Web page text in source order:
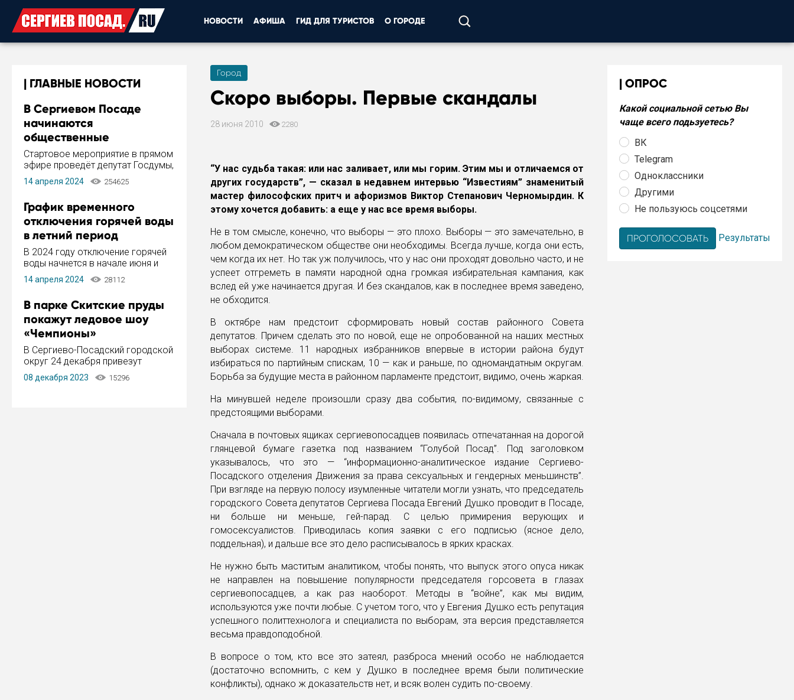
НОВОСТИ АФИША ГИД ДЛЯ ТУРИСТОВ О ГОРОДЕ
ГЛАВНЫЕ НОВОСТИ
В Сергиевом Посаде
начинаются
общественные
обсуждения Стратегии
развития города
Стартовое мероприятие в прямом
эфире проведёт депутат Госдумы,
инициатор и автор Концепции
развития Сергиева Посада и
Пахомов.
14 апреля 2024 254625
График временного
отключения горячей воды
в летний период
В 2024 году отключение горячей
воды начнется в начале июня и
завершится в конце августа.
Период отключения составит не
14 апреля 2024 28112
В парке Скитские пруды
покажут ледовое шоу
«Чемпионы»
В Сергиево-Посадский городской
округ 24 декабря привезут
ледовый тур «Чемпионы»
заслуженного мастера спорта,
08 декабря 2023 15296
Город
Скоро выборы. Первые скандалы
28 июня 2010 2280
“У нас судьба такая: или нас заливает, или мы горим. Этим мы и отличаемся от
других государств”, — сказал в недавнем интервью “Известиям” знаменитый
мастер философских притч и афоризмов Виктор Степанович Черномырдин. К
этому хочется добавить: а еще у нас все время выборы.
Не в том смысле, конечно, что выборы — это плохо. Выборы — это замечательно, в
любом демократическом обществе они необходимы. Всегда лучше, когда они есть,
чем когда их нет. Но так уж получилось, что у нас они проходят довольно часто, и не
успеет отгреметь в памяти народной одна громкая избирательная кампания, как
вслед ей уже начинается другая. И без скандалов, как в последнее время заведено,
не обходится.
В октябре нам предстоит сформировать новый состав районного Совета
депутатов. Причем сделать это по новой, еще не опробованной на наших местных
выборах системе. 11 народных избранников впервые в истории района будут
избираться по партийным спискам, 10 — как и раньше, по одномандатным округам.
Борьба за будущие места в районном парламенте предстоит, видимо, очень жаркая.
На минувшей неделе произошли сразу два события, по-видимому, связанные с
предстоящими выборами.
Сначала в почтовых ящиках сергиевопосадцев появилась отпечатанная на дорогой
глянцевой бумаге газетка под названием “Голубой Посад”. Под заголовком
указывалось, что это — “информационно-аналитическое издание Сергиево-
Посадского отделения Движения за права сексуальных и гендерных меньшинств”.
При взгляде на первую полосу изумленные читатели могли узнать, что председатель
городского Совета депутатов Сергиева Посада Евгений Душко проводит в Посаде,
ни больше ни меньше, гей-парад. С целью примирения верующих и
гомосексуалистов. Приводилась копия заявки с его подписью (ясное дело,
поддельная), и дальше все это дело расписывалось в ярких красках.
Не нужно быть маститым аналитиком, чтобы понять, что выпуск этого опуса никак
не направлен на повышение популярности председателя горсовета в глазах
сергиевопосадцев, а как раз наоборот. Методы в “войне”, как мы видим,
используются уже почти любые. С учетом того, что у Евгения Душко есть репутация
успешного политтехнолога и специалиста по выборам, эта версия представляется
весьма правдоподобной.
В вопросе о том, кто все это затеял, разброса мнений особо не наблюдается
(достаточно вспомнить, с кем у Душко в последнее время были политические
конфликты), однако ж доказательств нет, и всяк волен судить по-своему.
ОПРОС
Какой социальной сетью Вы
чаще всего подьзуетесь?
ВК
Telegram
Одноклассники
Другими
Не пользуюсь соцсетями
Результаты